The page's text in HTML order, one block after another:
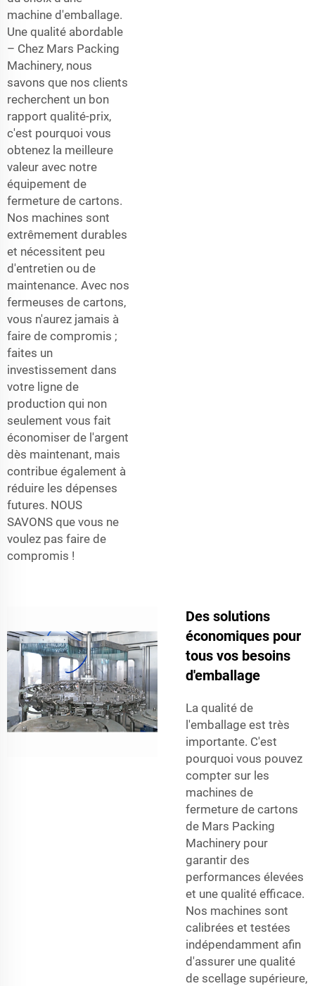
machine d'emballage.
Une qualité abordable
– Chez Mars Packing
Machinery, nous
savons que nos clients
recherchent un bon
rapport qualité-prix,
c'est pourquoi vous
obtenez la meilleure
valeur avec notre
équipement de
fermeture de cartons.
Nos machines sont
extrêmement durables
et nécessitent peu
d'entretien ou de
maintenance. Avec nos
fermeuses de cartons,
vous n'aurez jamais à
faire de compromis ;
faites un
investissement dans
votre ligne de
production qui non
seulement vous fait
économiser de l'argent
dès maintenant, mais
contribue également à
réduire les dépenses
futures. NOUS
SAVONS que vous ne
voulez pas faire de
compromis !
Des solutions
économiques pour
tous vos besoins
d'emballage
La qualité de
l'emballage est très
importante. C'est
pourquoi vous pouvez
compter sur les
machines de
fermeture de cartons
de Mars Packing
Machinery pour
garantir des
performances élevées
et une qualité efficace.
Nos machines sont
calibrées et testées
indépendamment afin
d'assurer une qualité
de scellage supérieure,